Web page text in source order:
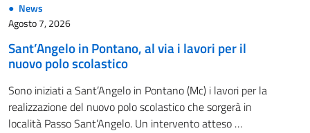
News
Agosto 7, 2026
Sant’Angelo in Pontano, al via i lavori per il
nuovo polo scolastico
Sono iniziati a Sant’Angelo in Pontano (Mc) i lavori per la
realizzazione del nuovo polo scolastico che sorgerà in
località Passo Sant’Angelo. Un intervento atteso …